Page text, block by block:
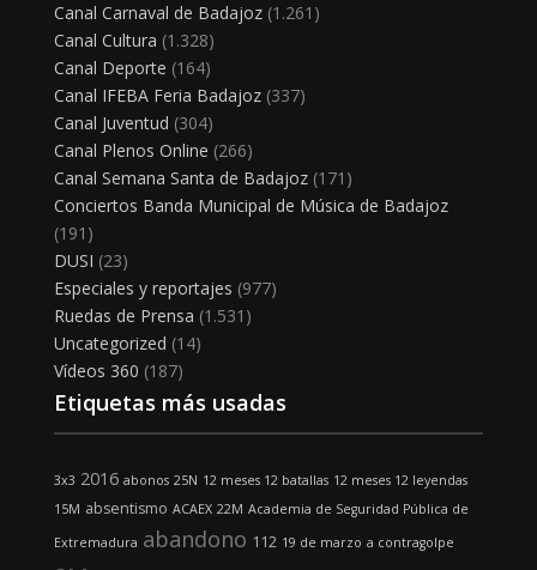
Canal Carnaval de Badajoz(1.261)
Canal Cultura (1.328)
Canal Deporte (164)
Canal IFEBA Feria Badajoz(337)
Canal Juventud (304)
Canal Plenos Online (266)
Canal Semana Santa de Badajoz(171)
Conciertos Banda Municipal de Música de Badajoz
(191)
DUSI (23)
Especiales y reportajes (977)
Ruedas de Prensa (1.531)
Uncategorized (14)
Vídeos 360 (187)
Etiquetas más usadas
3x3 2016 abonos 25N 12 meses 12 batallas 12 meses 12 leyendas
15M absentismo ACAEX 22M Academia de Seguridad Pública de
Extremadura abandono 112 19 de marzo a contragolpe